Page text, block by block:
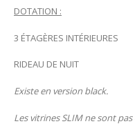
DOTATION :
3 ÉTAGÈRES INTÉRIEURES
RIDEAU DE NUIT
Existe en version black.
Les vitrines SLIM ne sont pas